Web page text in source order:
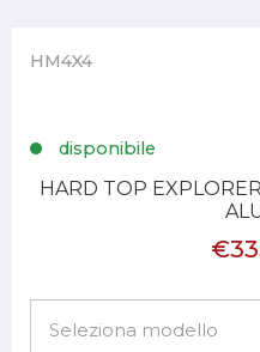
HM4X4
disponibile
HARD TOP